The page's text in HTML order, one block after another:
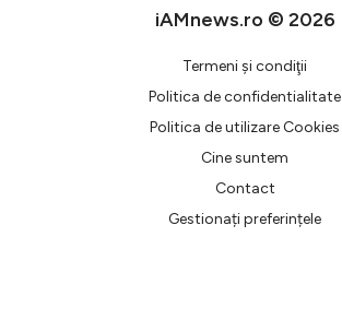
iAMnews.ro © 2026
Termeni şi condiţii
Politica de confidentialitate
Politica de utilizare Cookies
Cine suntem
Contact
Gestionați preferințele